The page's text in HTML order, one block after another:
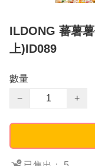
ILDONG 蕃薯
上)ID089
數量
−
+